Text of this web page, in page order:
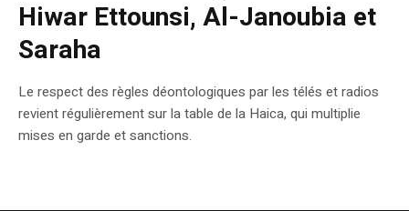
Hiwar Ettounsi, Al-Janoubia et
Saraha
Le respect des règles déontologiques par les télés et radios
revient régulièrement sur la table de la Haica, qui multiplie
mises en garde et sanctions.